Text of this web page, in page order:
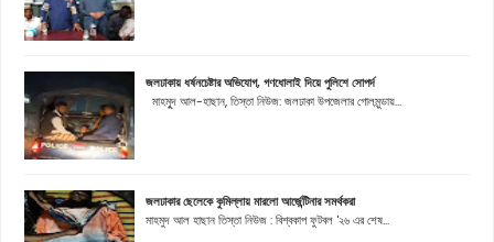
জলঢাকায় ধর্ষনচেষ্টার অভিযোগ, গণধোলাই দিয়ে পুলিশে সোপর্দ
মাহমুূদ আল-হাছান, তিস্তা নিউজ: জলঢাকা উপজেলার গোলমুন্ডায়...
জলঢাকার ছেলেকে কুমিল্লায় মারলো আর্জেন্টিনার সমর্থকরা
মাহমুদ আল হাছান তিস্তা নিউজ : বিশ্বকাপ ফুটবল '২৬ এর শেষ...